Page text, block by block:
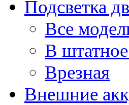
Подсветка
Все
В
Врезная
Внешние